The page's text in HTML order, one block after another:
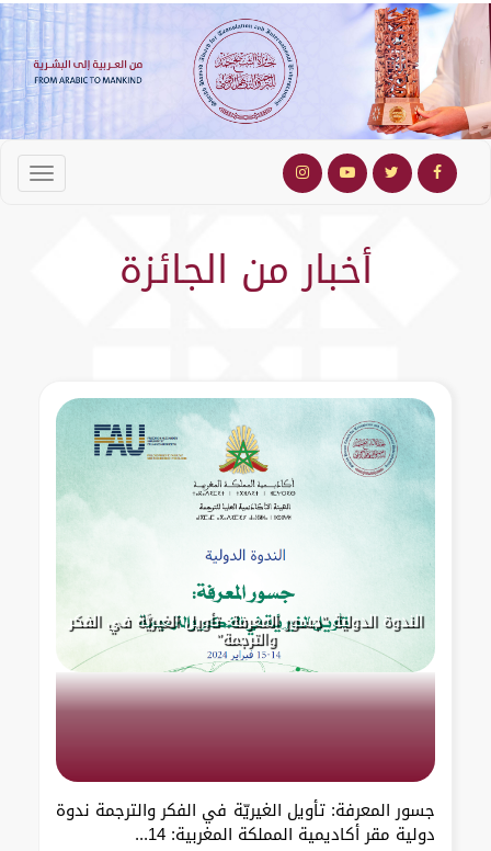
أخبار من الجائزة
الندوة الدولية "جسور المعرفة: تأويل الغيريَّة في الفكر
والترجمة"
جسور المعرفة: تأويل الغيريّة في الفكر والترجمة ندوة
دولية مقر أكاديمية المملكة المغربية: 14...